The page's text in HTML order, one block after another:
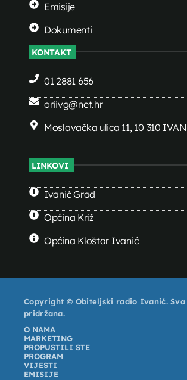
Emisije
Dokumenti
KONTAKT
01 2881 656
oriivg@net.hr
Moslavačka ulica 11, 10 310
LINKOVI
Ivanić Grad
Općina Križ
Općina Kloštar Ivanić
Copyright © Obiteljski radio Ivanić.
pridržana.
O NAMA
MARKETING
PROPUSTILI STE
PROGRAM
VIJESTI
EMISIJE